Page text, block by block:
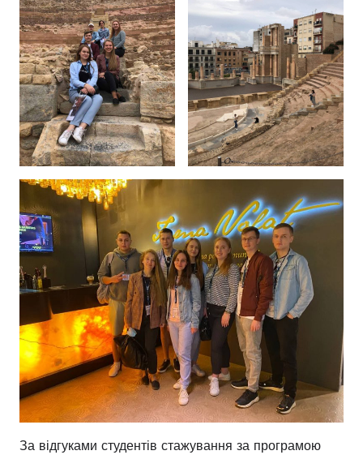
За відгуками студентів стажування за програмою